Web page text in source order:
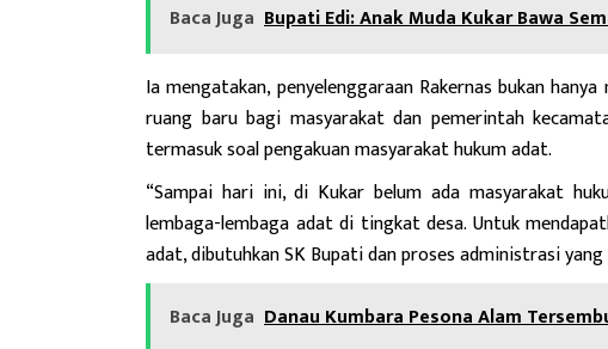
Baca Juga Bupati Edi: Anak Muda Kukar Bawa
Ia mengatakan, penyelenggaraan Rakernas bukan
ruang baru bagi masyarakat dan pemerintah
termasuk soal pengakuan masyarakat hukum adat.
“Sampai hari ini, di Kukar belum ada masyarakat
lembaga-lembaga adat di tingkat desa. Untuk
adat, dibutuhkan SK Bupati dan proses administrasi
Baca Juga Danau Kumbara Pesona Alam